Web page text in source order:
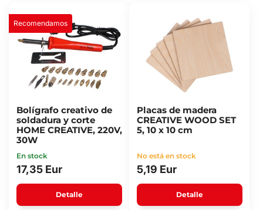
Recomendamos
Bolígrafo creativo de
soldadura y corte
HOME CREATIVE, 220V,
30W
En stock
17,35 Eur
Detalle
Placas de madera
CREATIVE WOOD SET
5, 10 x 10 cm
No está en stock
5,19 Eur
Detalle